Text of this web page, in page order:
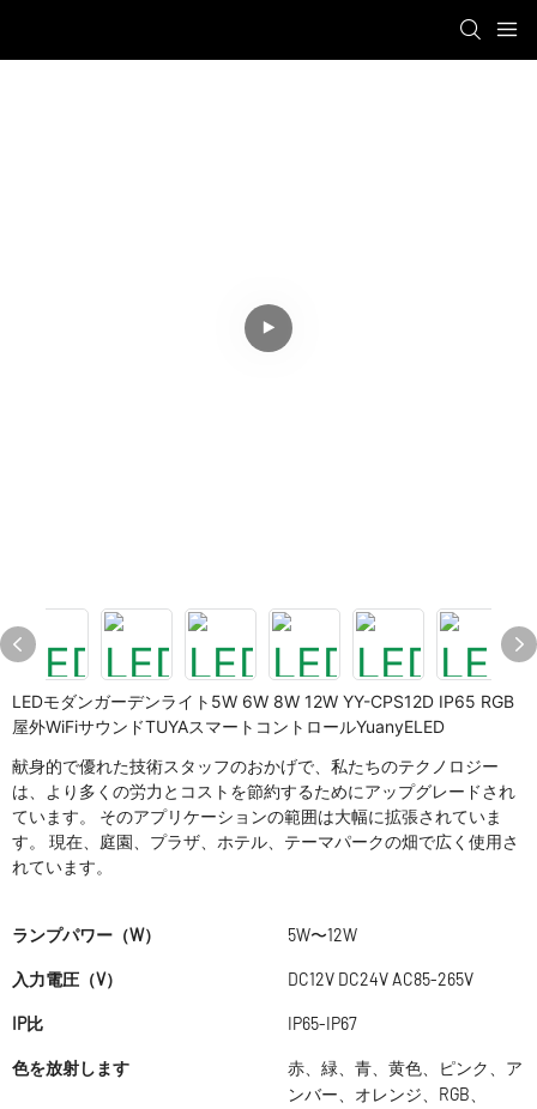
LEDモダンガーデンライト5W 6W 8W 12W YY-CPS12D IP65 RGB
屋外WiFiサウンドTUYAスマートコントロールYuanyELED
献身的で優れた技術スタッフのおかげで、私たちのテクノロジー
は、より多くの労力とコストを節約するためにアップグレードされ
ています。 そのアプリケーションの範囲は大幅に拡張されていま
す。 現在、庭園、プラザ、ホテル、テーマパークの畑で広く使用さ
れています。
ランプパワー（W） 5W〜12W
入力電圧（V） DC12V DC24V AC85-265V
IP比 IP65-IP67
色を放射します
赤、緑、青、黄色、ピンク、ア
ンバー、オレンジ、RGB、